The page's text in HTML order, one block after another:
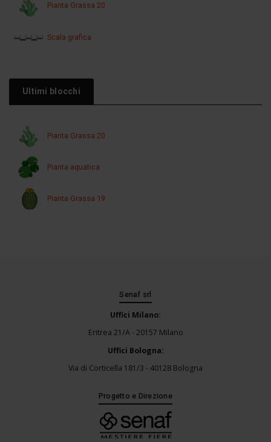
Pianta Grassa 20
Scala grafica
Ultimi blocchi
Pianta Grassa 20
Pianta aquatica
Pianta Grassa 19
Senaf srl
Uffici Milano:
Eritrea 21/A - 20157 Milano
Uffici Bologna:
Via di Corticella 181/3 - 40128 Bologna
Progetto e Direzione